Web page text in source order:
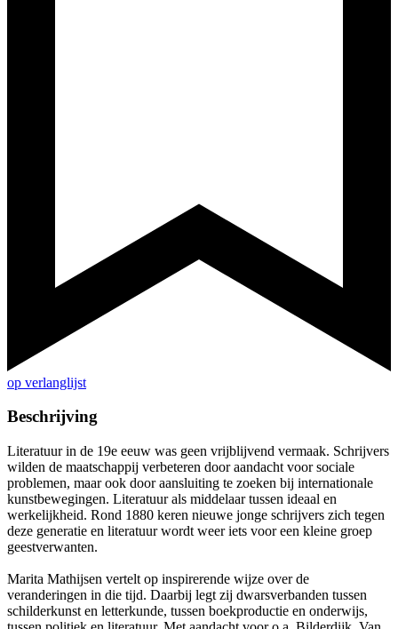
op verlanglijst
Beschrijving
Literatuur in de 19e eeuw was geen vrijblijvend vermaak. Schrijvers
wilden de maatschappij verbeteren door aandacht voor sociale
problemen, maar ook door aansluiting te zoeken bij internationale
kunstbewegingen. Literatuur als middelaar tussen ideaal en
werkelijkheid. Rond 1880 keren nieuwe jonge schrijvers zich tegen
deze generatie en literatuur wordt weer iets voor een kleine groep
geestverwanten.
Marita Mathijsen vertelt op inspirerende wijze over de
veranderingen in die tijd. Daarbij legt zij dwarsverbanden tussen
schilderkunst en letterkunde, tussen boekproductie en onderwijs,